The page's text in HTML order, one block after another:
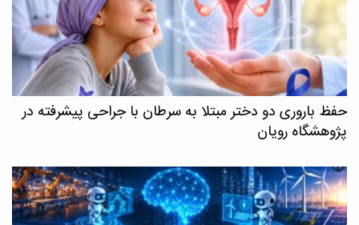
حفظ باروری دو دختر مبتلا به سرطان با جراحی پیشرفته در
پژوهشگاه رویان